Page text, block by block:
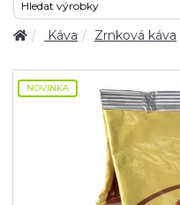
Káva Zrnková káva
NOVINKA